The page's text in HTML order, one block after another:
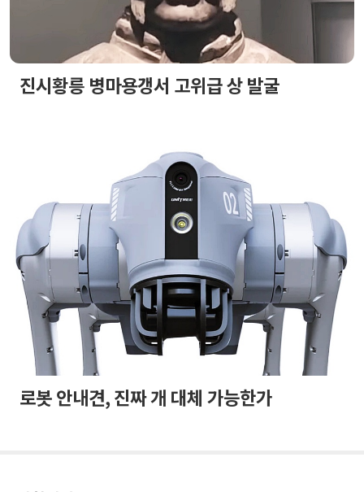
진시황릉 병마용갱서 고위급 상 발굴
로봇 안내견, 진짜 개 대체 가능한가